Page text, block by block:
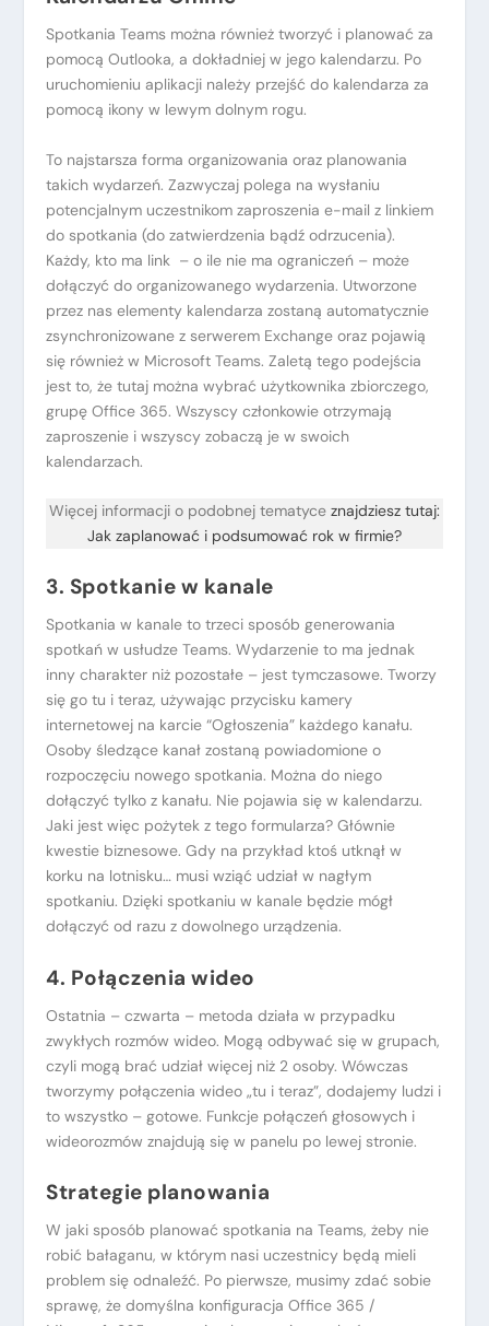
Spotkania Teams można również tworzyć i planować za
pomocą Outlooka, a dokładniej w jego kalendarzu. Po
uruchomieniu aplikacji należy przejść do kalendarza za
pomocą ikony w lewym dolnym rogu.
To najstarsza forma organizowania oraz planowania
takich wydarzeń. Zazwyczaj polega na wysłaniu
potencjalnym uczestnikom zaproszenia e-mail z linkiem
do spotkania (do zatwierdzenia bądź odrzucenia).
Każdy, kto ma link – o ile nie ma ograniczeń – może
dołączyć do organizowanego wydarzenia. Utworzone
przez nas elementy kalendarza zostaną automatycznie
zsynchronizowane z serwerem Exchange oraz pojawią
się również w Microsoft Teams. Zaletą tego podejścia
jest to, że tutaj można wybrać użytkownika zbiorczego,
grupę Office 365. Wszyscy członkowie otrzymają
zaproszenie i wszyscy zobaczą je w swoich
kalendarzach.
Więcej informacji o podobnej tematyce znajdziesz tutaj:
Jak zaplanować i podsumować rok w firmie?
3. Spotkanie w kanale
Spotkania w kanale to trzeci sposób generowania
spotkań w usłudze Teams. Wydarzenie to ma jednak
inny charakter niż pozostałe – jest tymczasowe. Tworzy
się go tu i teraz, używając przycisku kamery
internetowej na karcie “Ogłoszenia” każdego kanału.
Osoby śledzące kanał zostaną powiadomione o
rozpoczęciu nowego spotkania. Można do niego
dołączyć tylko z kanału. Nie pojawia się w kalendarzu.
Jaki jest więc pożytek z tego formularza? Głównie
kwestie biznesowe. Gdy na przykład ktoś utknął w
korku na lotnisku… musi wziąć udział w nagłym
spotkaniu. Dzięki spotkaniu w kanale będzie mógł
dołączyć od razu z dowolnego urządzenia.
4. Połączenia wideo
Ostatnia – czwarta – metoda działa w przypadku
zwykłych rozmów wideo. Mogą odbywać się w grupach,
czyli mogą brać udział więcej niż 2 osoby. Wówczas
tworzymy połączenia wideo „tu i teraz”, dodajemy ludzi i
to wszystko – gotowe. Funkcje połączeń głosowych i
wideorozmów znajdują się w panelu po lewej stronie.
Strategie planowania
W jaki sposób planować spotkania na Teams, żeby nie
robić bałaganu, w którym nasi uczestnicy będą mieli
problem się odnaleźć. Po pierwsze, musimy zdać sobie
sprawę, że domyślna konfiguracja Office 365 /